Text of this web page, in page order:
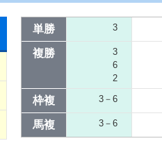
単勝 3
複勝
3
6
2
枠複 3－6
馬複 3－6